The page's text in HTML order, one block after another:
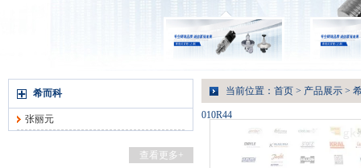
希而科
张丽元
查看更多+
当前位置： 首页 > 产品展示 >
010R44